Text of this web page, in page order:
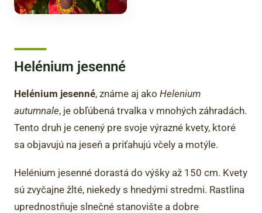
Helénium jesenné
Helénium jesenné, známe aj ako Helenium
autumnale, je obľúbená trvalka v mnohých záhradách.
Tento druh je cenený pre svoje výrazné kvety, ktoré
sa objavujú na jeseň a priťahujú včely a motýle.
Helénium jesenné dorastá do výšky až 150 cm. Kvety
sú zvyčajne žlté, niekedy s hnedými stredmi. Rastlina
uprednostňuje slnečné stanovište a dobre